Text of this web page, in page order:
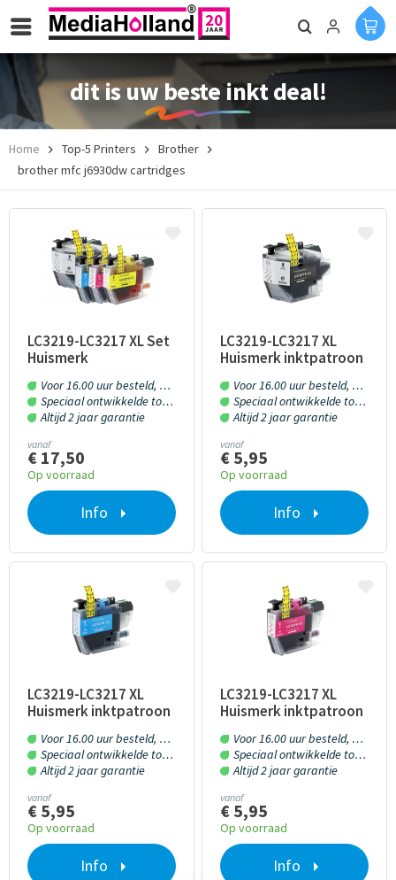
dit is uw beste inkt deal!
Home Top-5 Printers
Brother
brother mfc j6930dw cartridges
LC3219-LC3217 XL Set
Huismerk
Voor 16.00 uur besteld, morgen in huis!
Speciaal ontwikkelde toner en inkt
Altijd 2 jaar garantie
vanaf
€ 17,50
Op voorraad
Info
LC3219-LC3217 XL
Huismerk inktpatroon
Voor 16.00 uur besteld, morgen in huis!
Speciaal ontwikkelde toner en inkt
Altijd 2 jaar garantie
vanaf
€ 5,95
Op voorraad
Info
LC3219-LC3217 XL
Huismerk inktpatroon
Voor 16.00 uur besteld, morgen in huis!
Speciaal ontwikkelde toner en inkt
Altijd 2 jaar garantie
vanaf
€ 5,95
Op voorraad
Info
LC3219-LC3217 XL
Huismerk inktpatroon
Voor 16.00 uur besteld, morgen in huis!
Speciaal ontwikkelde toner en inkt
Altijd 2 jaar garantie
vanaf
€ 5,95
Op voorraad
Info